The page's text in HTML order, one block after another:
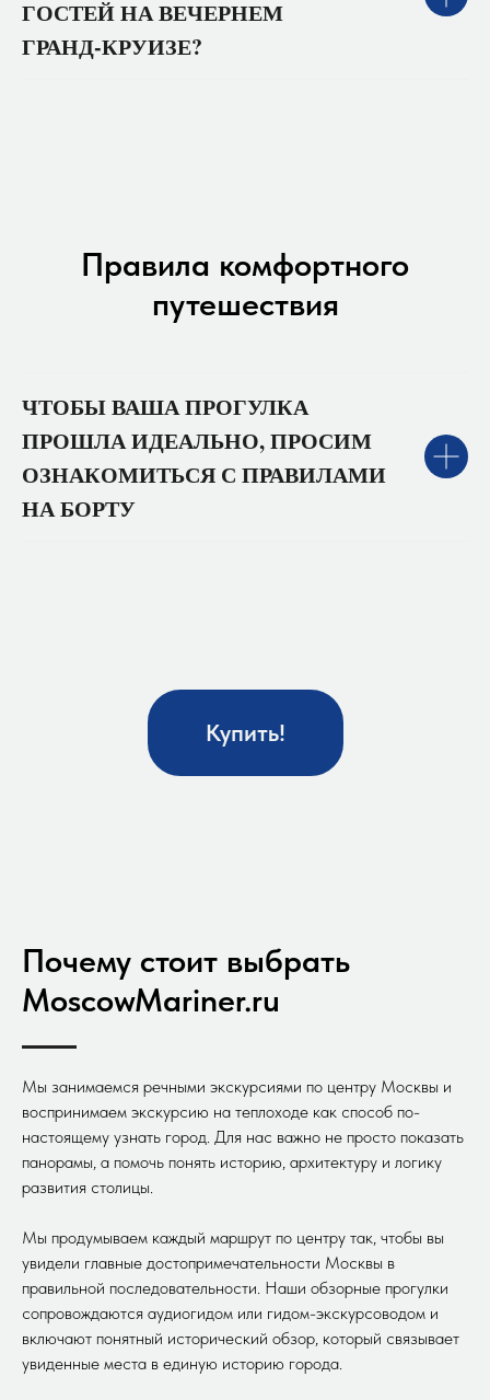
ГОСТЕЙ НА ВЕЧЕРНЕМ
ГРАНД‑КРУИЗЕ?
Правила комфортного
путешествия
ЧТОБЫ ВАША ПРОГУЛКА
ПРОШЛА ИДЕАЛЬНО, ПРОСИМ
ОЗНАКОМИТЬСЯ С ПРАВИЛАМИ
НА БОРТУ
Купить!
Почему стоит выбрать
MoscowMariner.ru
Мы занимаемся речными экскурсиями по центру Москвы и
воспринимаем экскурсию на теплоходе как способ по-
настоящему узнать город. Для нас важно не просто показать
панорамы, а помочь понять историю, архитектуру и логику
развития столицы.
Мы продумываем каждый маршрут по центру так, чтобы вы
увидели главные достопримечательности Москвы в
правильной последовательности. Наши обзорные прогулки
сопровождаются аудиогидом или гидом-экскурсоводом и
включают понятный исторический обзор, который связывает
увиденные места в единую историю города.